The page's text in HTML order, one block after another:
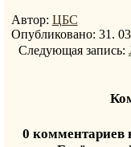
Автор: ЦБС
Опубликовано: 31.
Следующая запись:
0 комментариев